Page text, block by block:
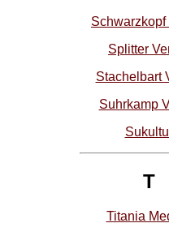
Schwarzkopf
Splitter
Stachelbart
Suhrkamp
T
Titania